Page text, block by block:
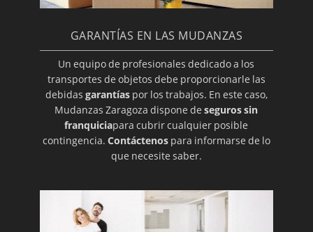
GARANTÍAS EN LAS MUDANZAS
Un equipo de profesionales dedicado a los
transportes de objetos debe proporcionarle las
debidas garantíaspor los trabajos. En este caso,
Mudanzas Zaragoza dispone deseguros sin
franquiciapara cubrir cualquier posible
contingencia. Contáctenospara informarse de lo
que necesite saber.